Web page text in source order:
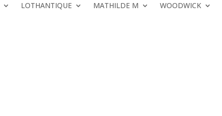
LOTHANTIQUE MATHILDE M WOODWICK